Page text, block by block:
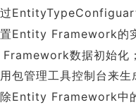
Entity Framework的
数据初始化；
包管理工具控制台来生
Entity Framework中